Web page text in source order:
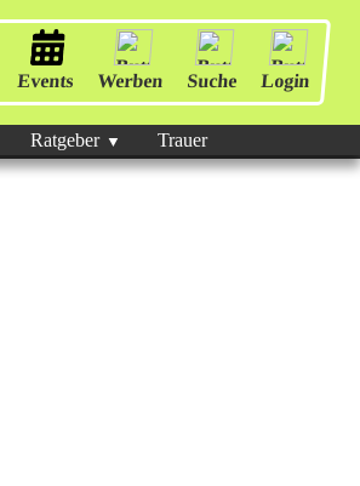
Events Werben Suche Login
Ratgeber Trauer